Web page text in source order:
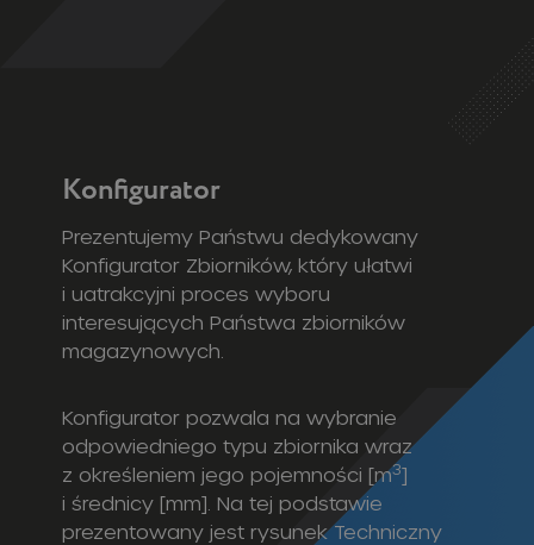
Konfigurator
Prezentujemy Państwu dedykowany
Konfigurator Zbiorników, który ułatwi
i uatrakcyjni proces wyboru
interesujących Państwa zbiorników
magazynowych.
Konfigurator pozwala na wybranie
odpowiedniego typu zbiornika wraz
z określeniem jego pojemności [m3]
i średnicy [mm]. Na tej podstawie
prezentowany jest rysunek Techniczny